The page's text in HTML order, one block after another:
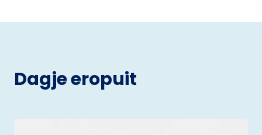
Dagje eropuit